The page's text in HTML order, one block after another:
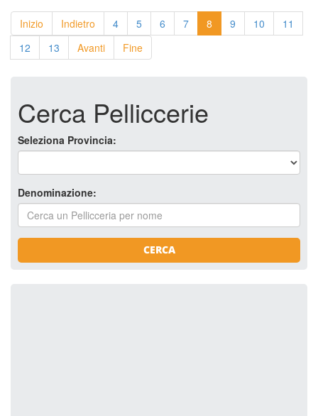
Inizio Indietro 4 5 6 7 8 9 10
11
12
13 Avanti Fine
Cerca Pelliccerie
Seleziona Provincia:
Denominazione:
CERCA